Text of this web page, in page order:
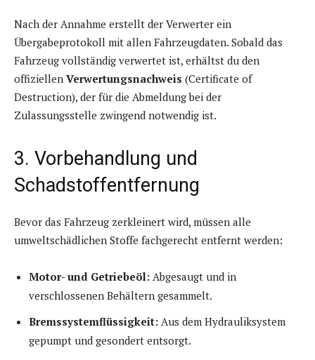
Nach der Annahme erstellt der Verwerter ein
Übergabeprotokoll mit allen Fahrzeugdaten. Sobald das
Fahrzeug vollständig verwertet ist, erhältst du den
offiziellen Verwertungsnachweis (Certificate of
Destruction), der für die Abmeldung bei der
Zulassungsstelle zwingend notwendig ist.
3. Vorbehandlung und
Schadstoffentfernung
Bevor das Fahrzeug zerkleinert wird, müssen alle
umweltschädlichen Stoffe fachgerecht entfernt werden:
Motor- und Getriebeöl: Abgesaugt und in
verschlossenen Behältern gesammelt.
Bremssystemflüssigkeit: Aus dem Hydrauliksystem
gepumpt und gesondert entsorgt.